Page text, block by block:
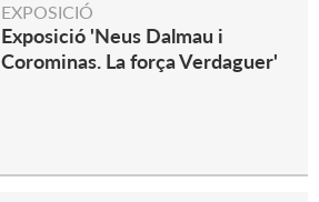
EXPOSICIÓ
Exposició 'Neus Dalmau i
Corominas. La força Verdaguer'